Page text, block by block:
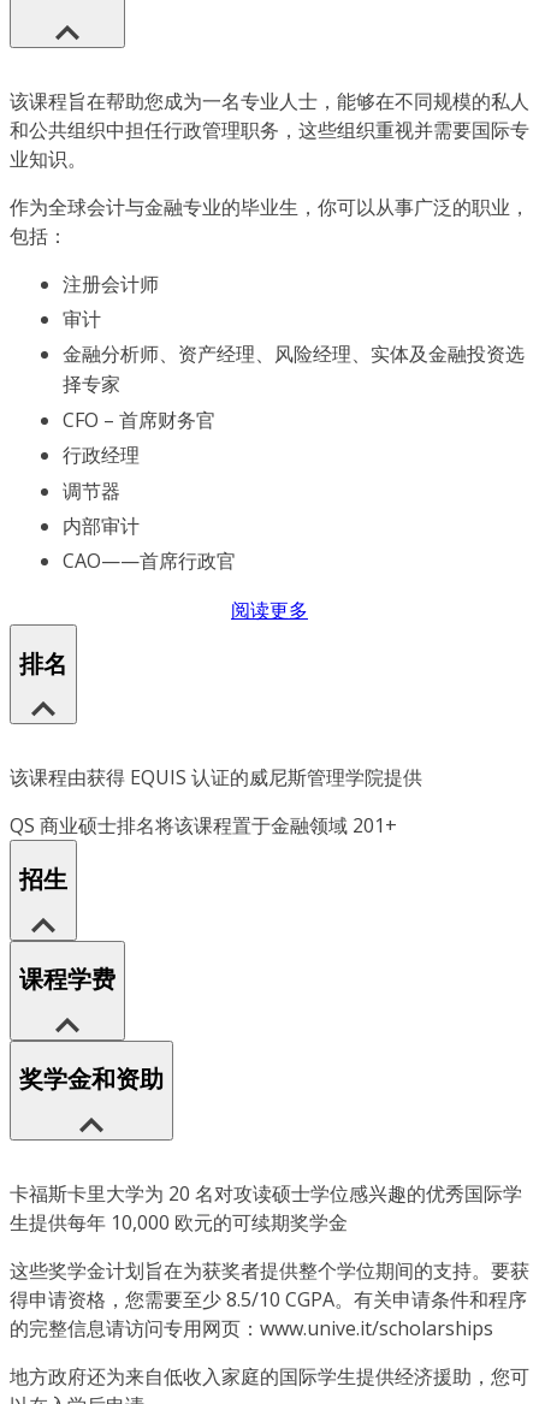
该课程旨在帮助您成为一名专业人士，能够在不同规模的私人
和公共组织中担任行政管理职务，这些组织重视并需要国际专
业知识。
作为全球会计与金融专业的毕业生，你可以从事广泛的职业，
包括：
注册会计师
审计
金融分析师、资产经理、风险经理、实体及金融投资选
择专家
CFO – 首席财务官
行政经理
调节器
内部审计
CAO——首席行政官
阅读更多
排名
该课程由获得 EQUIS 认证的威尼斯管理学院提供
QS 商业硕士排名将该课程置于金融领域 201+
招生
课程学费
奖学金和资助
卡福斯卡里大学为 20 名对攻读硕士学位感兴趣的优秀国际学
生提供每年 10,000 欧元的可续期奖学金
这些奖学金计划旨在为获奖者提供整个学位期间的支持。要获
得申请资格，您需要至少 8.5/10 CGPA。有关申请条件和程序
的完整信息请访问专用网页：www.unive.it/scholarships
地方政府还为来自低收入家庭的国际学生提供经济援助，您可